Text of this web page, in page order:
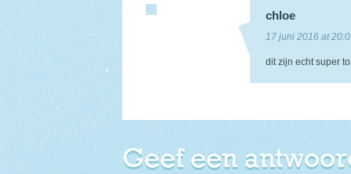
chloe
17 juni 2016 at
dit zijn echt super
Geef een